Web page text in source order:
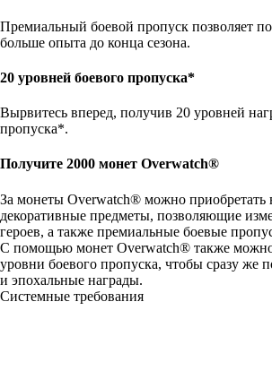
Премиальный боевой пропуск позволяет
больше опыта до конца сезона.
20 уровней боевого пропуска*
Вырвитесь вперед, получив 20 уровней
пропуска*.
Получите 2000 монет Overwatch®
За монеты Overwatch® можно приобретать
декоративные предметы, позволяющие
героев, а также премиальные боевые
С помощью монет Overwatch® также можно
уровни боевого пропуска, чтобы сразу же
и эпохальные награды.
Системные требования